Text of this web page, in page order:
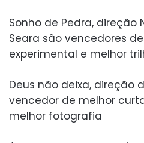
Sonho de Pedra, direção
Seara são vencedores
experimental e melhor
Deus não deixa, direção
vencedor de melhor
melhor fotografia